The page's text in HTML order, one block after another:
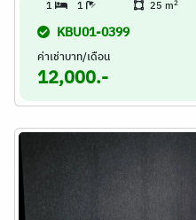
1 1 25 m2
KBU01-0399
ค่าเช่าบาท/เดือน
12,000.-